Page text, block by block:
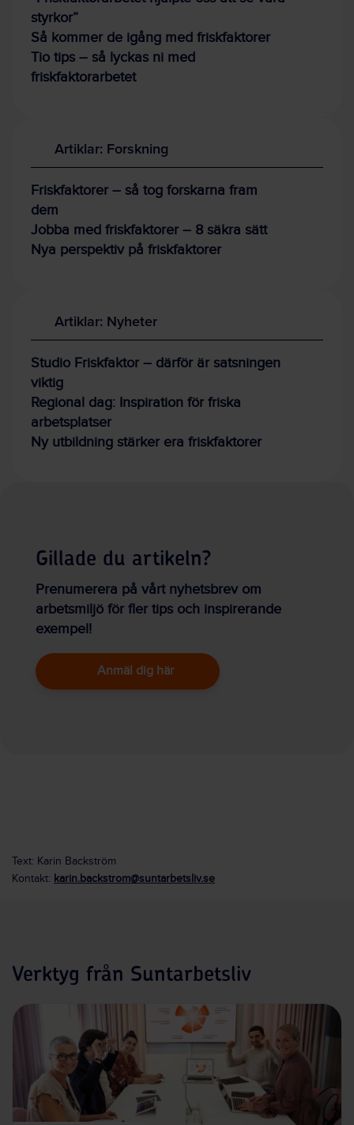
styrkor”
Så kommer de igång med friskfaktorer
Tio tips – så lyckas ni med
friskfaktorarbetet
Artiklar: Forskning
Friskfaktorer – så tog forskarna fram
dem
Jobba med friskfaktorer – 8 säkra sätt
Nya perspektiv på friskfaktorer
Artiklar: Nyheter
Studio Friskfaktor – därför är satsningen
viktig
Regional dag: Inspiration för friska
arbetsplatser
Ny utbildning stärker era friskfaktorer
Gillade du artikeln?
Prenumerera på vårt nyhetsbrev om
arbetsmiljö för fler tips och inspirerande
exempel!
Anmäl dig här
Text: Karin Backström
Kontakt: karin.backstrom@suntarbetsliv.se
Verktyg från Suntarbetsliv